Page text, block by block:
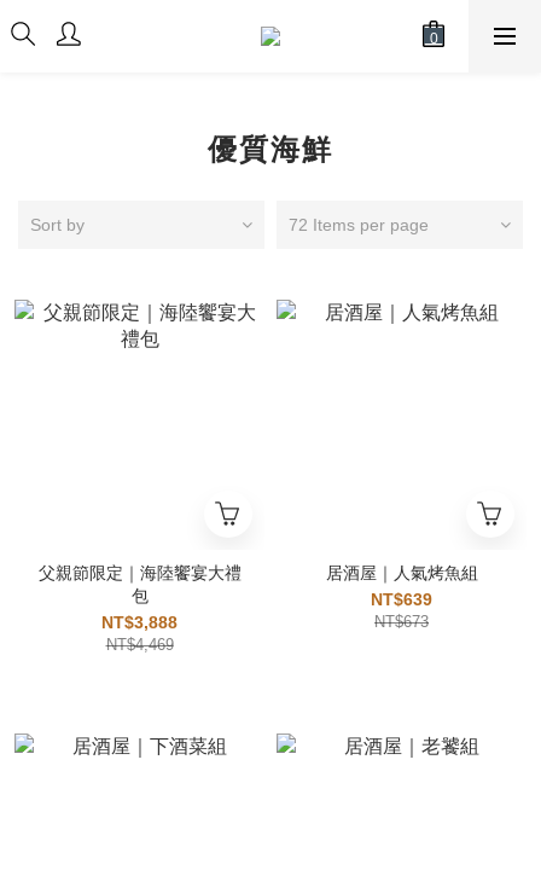
優質海鮮
Sort by 72 Items per page
父親節限定｜海陸饗宴大禮
包
NT$3,888
NT$4,469
居酒屋｜人氣烤魚組
NT$639
NT$673